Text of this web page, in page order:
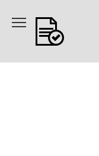
содержанию